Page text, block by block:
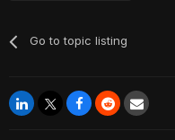
Go to topic listing